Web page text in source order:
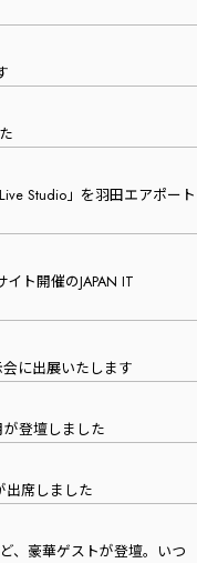
Studio」を羽田エアポート
ト開催のJAPAN IT
に出展いたします
登壇しました
出席しました
、豪華ゲストが登壇。いつ